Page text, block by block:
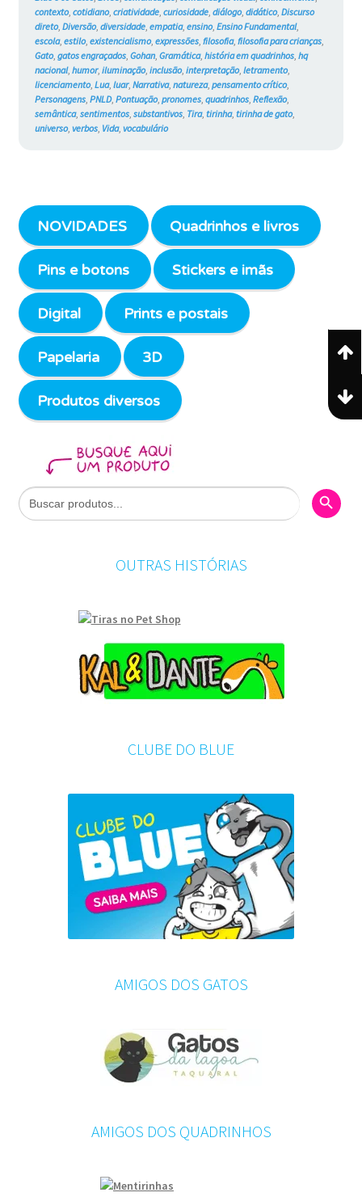
contexto, cotidiano, criatividade, curiosidade, diálogo, didático, Discurso
direto, Diversão, diversidade, empatia, ensino, Ensino Fundamental,
escola, estilo, existencialismo, expressões, filosofia, filosofia para crianças,
Gato, gatos engraçados, Gohan, Gramática, história em quadrinhos, hq
nacional, humor, iluminação, inclusão, interpretação, letramento,
licenciamento, Lua, luar, Narrativa, natureza, pensamento crítico,
Personagens, PNLD, Pontuação, pronomes, quadrinhos, Reflexão,
semântica, sentimentos, substantivos, Tira, tirinha, tirinha de gato,
universo, verbos, Vida, vocabulário
NOVIDADES Quadrinhos e livros
Pins e botons Stickers e imãs
Digital Prints e postais
Papelaria 3D
Produtos diversos
Search
for:
Search
OUTRAS HISTÓRIAS
CLUBE DO BLUE
AMIGOS DOS GATOS
AMIGOS DOS QUADRINHOS